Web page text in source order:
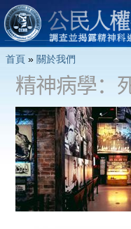
首頁 » 關於我們
精神病學：